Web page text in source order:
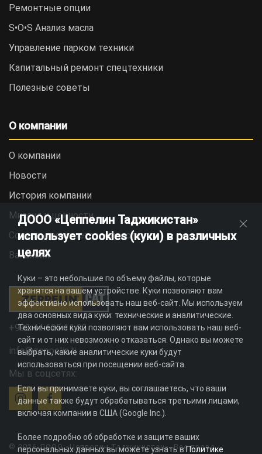
Ремонтные опции
S•O•S Анализ масла
Управление парком техники
Капитальный ремонт спецтехники
Полезные советы
О компании
О компании
Новости
История компании
Миссия и ценности
Социальная ответственность
Вакансии
+992 44 625 11 22
info@zeppelin.tj
Мы в соцсетях:
© 2026 ДООО «Цеппелин Таджикистан». Все права
ДООО «Цеппелин Таджикистан»
использует cookies (куки) в различных
целях
Куки – это небольшие по объему файлы, которые
хранятся на вашем устройстве. Куки позволяют вам
эффективно использовать наш веб-сайт. Мы используем
два основных вида куки: технические и аналитические.
Технические куки позволяют вам использовать наш веб-
сайт и от них невозможно отказаться. Однако вы можете
выбрать, какие аналитические куки будут
использоваться при посещении веб-сайта.
Если вы принимаете куки, вы соглашаетесь, что ваши
данные также будут обрабатываться третьими лицами,
включая компании в США (Google Inc.).
Более подробно об обработке и защите ваших
персональных данных вы можете узнать вПолитике